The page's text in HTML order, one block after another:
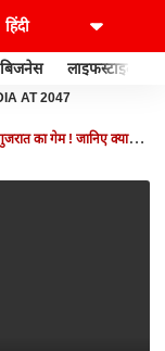
बिजनेस लाइफस्टाइल
AT 2047
का गेम ! जानिए क्या है